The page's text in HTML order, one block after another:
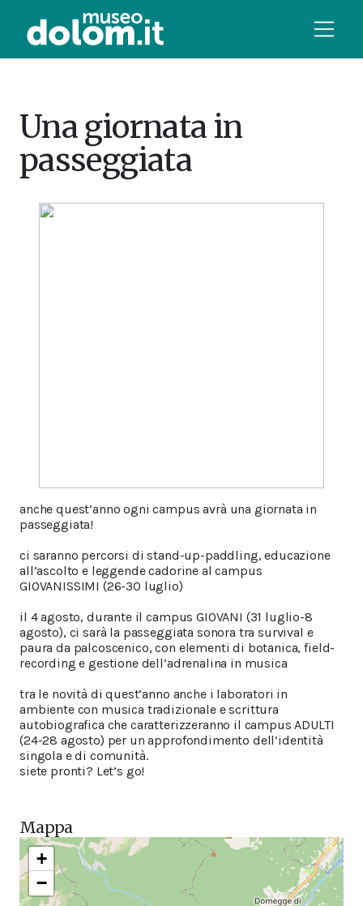
Una giornata in
passeggiata
anche quest’anno ogni campus avrà una giornata in
passeggiata!
ci saranno percorsi di stand-up-paddling, educazione
all’ascolto e leggende cadorine al campus
GIOVANISSIMI (26-30 luglio)
il 4 agosto, durante il campus GIOVANI (31 luglio-8
agosto), ci sarà la passeggiata sonora tra survival e
paura da palcoscenico, con elementi di botanica, field-
recording e gestione dell’adrenalina in musica
tra le novità di quest’anno anche i laboratori in
ambiente con musica tradizionale e scrittura
autobiografica che caratterizzeranno il campus ADULTI
(24-28 agosto) per un approfondimento dell’identità
singola e di comunità.
siete pronti? Let’s go!
Mappa
+
−